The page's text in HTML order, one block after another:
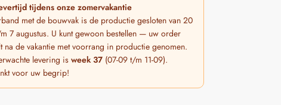
tijdens onze zomervakantie
met de bouwvak is de productie gesloten van 20
7 augustus. U kunt gewoon bestellen — uw order
na de vakantie met voorrang in productie genomen.
levering isweek 37 (07-09 t/m 11-09).
voor uw begrip!